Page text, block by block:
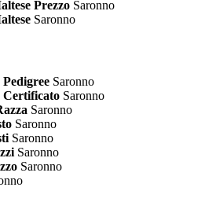
Prezzo Saronno
Saronno
Saronno
Certificato Saronno
Saronno
Saronno
Saronno
Saronno
Saronno